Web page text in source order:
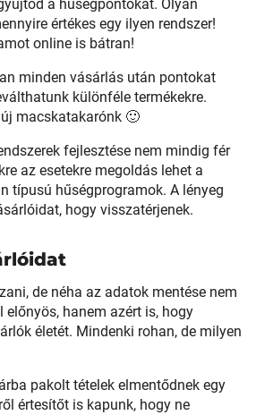
a hűségpontokat. Olyan
értékes egy ilyen rendszer!
online is bátran!
minden vásárlás után pontokat
különféle termékekre.
macskatakarónk 🙂
fejlesztése nem mindig fér
az esetekre megoldás lehet a
típusú hűségprogramok. A lényeg
hogy visszatérjenek.
de néha az adatok mentése nem
hanem azért is, hogy
életét. Mindenki rohan, de milyen
pakolt tételek elmentődnek egy
értesítőt is kapunk, hogy ne